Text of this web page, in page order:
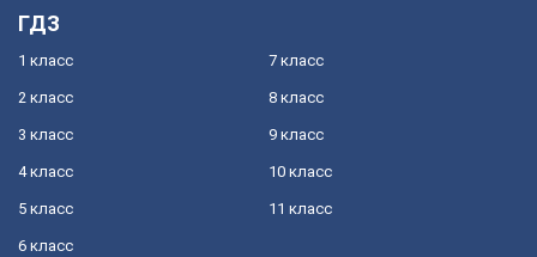
ГДЗ
1 класс
2 класс
3 класс
4 класс
5 класс
6 класс
7 класс
8 класс
9 класс
10 класс
11 класс